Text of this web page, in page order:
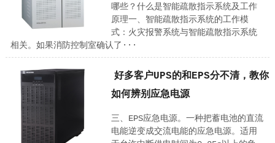
哪些？什么是智能疏散指示系统及工作
原理一、智能疏散指示系统的工作模
式：火灾报警系统与智能疏散指示系统
相关。如果消防控制室确认了···
好多客户UPS的和EPS分不清，教你
如何辨别应急电源
三、EPS应急电源。一种把蓄电池的直流
电能逆变成交流电能的应急电源。适用